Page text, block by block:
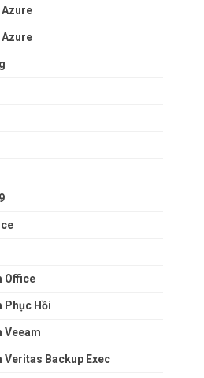
Office
Phục Hồi
Veeam
Veritas Backup Exec